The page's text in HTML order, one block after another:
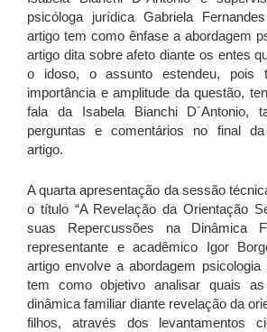
psicóloga jurídica Gabriela
artigo tem como ênfase a abordagem
artigo dita sobre afeto diante os entes
o idoso, o assunto estendeu, pois
importância e amplitude da questão,
fala da Isabela Bianchi D´Antonio,
perguntas e comentários no final
artigo.
A quarta apresentação da sessão
o título “A Revelação da Orientação
suas Repercussões na Dinâmica
representante e acadêmico Igor
artigo envolve a abordagem
tem como objetivo analisar quais
dinâmica familiar diante revelação da
filhos, através dos levantamentos